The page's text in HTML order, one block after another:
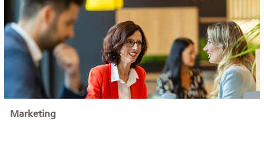
Marketing